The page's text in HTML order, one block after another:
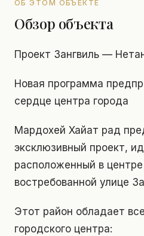
ОБ ЭТОМ ОБЪЕКТЕ
Обзор объекта
Проект Зангвиль —
Новая программа
сердце центра города
Мардохей Хайат рад
эксклюзивный проект,
расположенный в
востребованной улице
Этот район обладает
городского центра: